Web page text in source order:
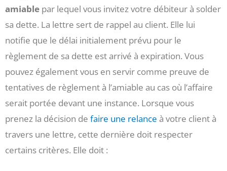
amiable par lequel vous invitez votre débiteur à solder
sa dette. La lettre sert de rappel au client. Elle lui
notifie que le délai initialement prévu pour le
règlement de sa dette est arrivé à expiration. Vous
pouvez également vous en servir comme preuve de
tentatives de règlement à l’amiable au cas où l’affaire
serait portée devant une instance. Lorsque vous
prenez la décision de faire une relance à votre client à
travers une lettre, cette dernière doit respecter
certains critères. Elle doit :